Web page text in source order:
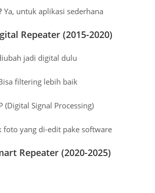
Ya, untuk aplikasi sederhana
Repeater (2015-2020)
jadi digital dulu
filtering lebih baik
(Digital Signal Processing)
foto yang di-edit pake software
Repeater (2020-2025)